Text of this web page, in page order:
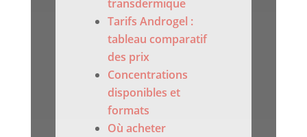
transdermique
Tarifs Androgel :
tableau comparatif
des prix
Concentrations
disponibles et
formats
Où acheter